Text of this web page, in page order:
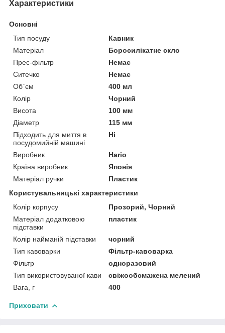
Характеристики
Основні
Тип посуду
Кавник
Матеріал
Боросилікатне скло
Прес-фільтр
Немає
Ситечко
Немає
Об`єм
400 мл
Колір
Чорний
Висота
100 мм
Діаметр
115 мм
Підходить для миття в
посудомийній машині
Ні
Виробник
Hario
Країна виробник
Японія
Матеріал ручки
Пластик
Користувальницькі характеристики
Колір корпусу
Прозорий, Чорний
Матеріал додатковою
підставки
пластик
Колір найманій підставки
чорний
Тип кавоварки
Фільтр-кавоварка
Фільтр
одноразовий
Тип використовуваної кави
свіжообсмажена мелений
Вага, г
400
Приховати